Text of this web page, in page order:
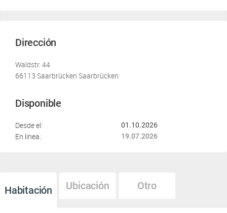
Dirección
Waldstr. 44
66113 Saarbrücken Saarbrücken
Disponible
Desde el: 01.10.2026
En línea: 19.07.2026
Habitación Ubicación Otro